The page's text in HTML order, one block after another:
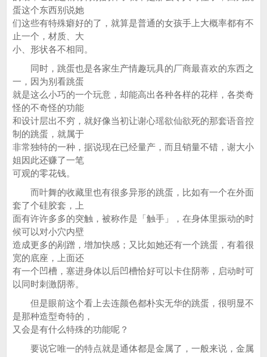
蛋这个东西别说她
们这些有特殊癖好的了，就算是普通的女孩手上大概率都有不
止一个，材质、大
小、形状各不相同。
同时，跳蛋也是各家生产情趣玩具的厂商最喜欢的东西之
一，因为别看跳蛋
就是这么小巧的一个玩意，却能高出各种各样的花样，各类奇
怪的不奇怪的功能
和设计层出不穷，就好像当初让谢心瑶欲仙欲死的那套语音控
制的跳蛋，就属于
非常独特的一种，据说现在已经量产，而且销量不错，谢大小
姐因此还赚了一笔
可观的零花钱。
而叶舞的收藏里也有很多异形的跳蛋，比如有一个在外面
套了个硅胶套，上
面有许许多多的突触，被称作是「触手」，在身体里振动的时
候可以对小穴内壁
造成更多的剐蹭，增加快感；又比如她还有一个跳蛋，有着很
宽的底座，上面还
有一个凹槽，塞进身体以后凹槽恰好可以卡住阴蒂，启动时可
以同时刺激阴蒂。
但是眼前这个看上去连颜色都朴实无华的跳蛋，很明显不
是那种造型奇特的，
又会是有什么特殊的功能呢？
要说它唯一的特点就是通体都是金属了，一般来说，金属